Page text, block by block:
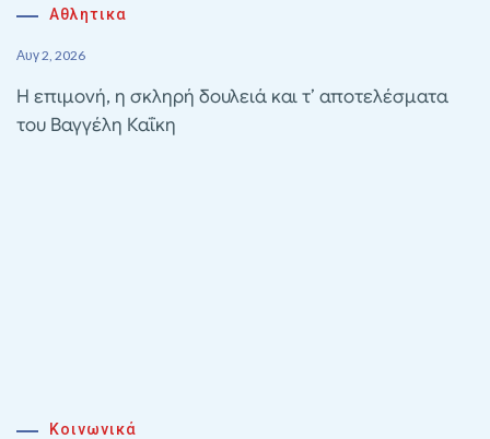
Αθλητικα
Αυγ 2, 2026
Η επιμονή, η σκληρή δουλειά και τ’ αποτελέσματα
του Βαγγέλη Καΐκη
Κοινωνικά